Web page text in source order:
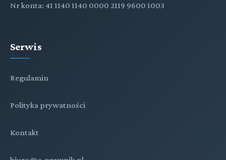
Nr konta: 41 1140 1140 0000 2119 9600 1003
Serwis
Regulamin
Polityka prywatności
Kontakt